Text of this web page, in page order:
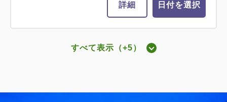
詳細 日付を選択
禁煙 69.00m 2~6名
すべて表示（+5）